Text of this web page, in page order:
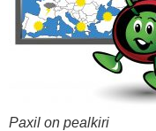
Paxil on pealkiri